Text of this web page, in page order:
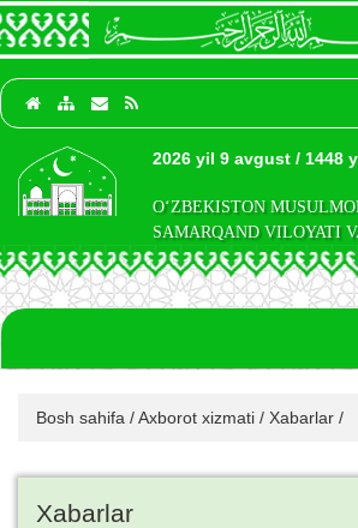
2026 yil 9 avgust / 1448
O‘ZBEKISTON
SAMARQAND VILOYATI
Bosh sahifa /Axborot xizmati / Xabarlar /
Xabarlar